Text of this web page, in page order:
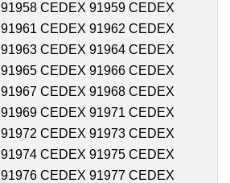
91958 CEDEX 91959 CEDEX
91961 CEDEX 91962 CEDEX
91963 CEDEX 91964 CEDEX
91965 CEDEX 91966 CEDEX
91967 CEDEX 91968 CEDEX
91969 CEDEX 91971 CEDEX
91972 CEDEX 91973 CEDEX
91974 CEDEX 91975 CEDEX
91976 CEDEX 91977 CEDEX